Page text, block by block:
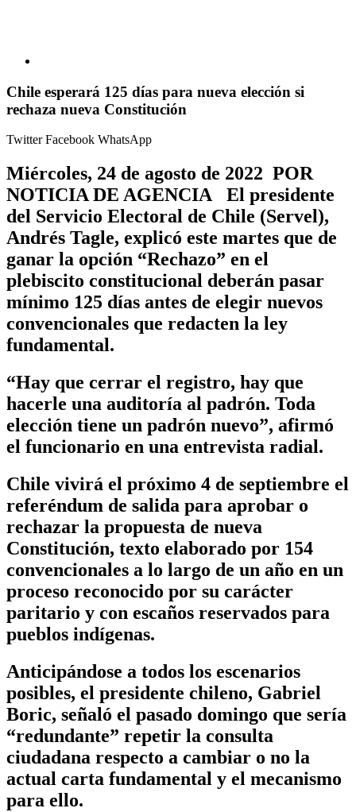
Chile esperará 125 días para nueva elección si
rechaza nueva Constitución
TwitterFacebook WhatsApp
Miércoles, 24 de agosto de 2022 POR
NOTICIA DE AGENCIA El presidente
del Servicio Electoral de Chile (Servel),
Andrés Tagle, explicó este martes que de
ganar la opción “Rechazo” en el
plebiscito constitucional deberán pasar
mínimo 125 días antes de elegir nuevos
convencionales que redacten la ley
fundamental.
“Hay que cerrar el registro, hay que
hacerle una auditoría al padrón. Toda
elección tiene un padrón nuevo”, afirmó
el funcionario en una entrevista radial.
Chile vivirá el próximo 4 de septiembre el
referéndum de salida para aprobar o
rechazar la propuesta de nueva
Constitución, texto elaborado por 154
convencionales a lo largo de un año en un
proceso reconocido por su carácter
paritario y con escaños reservados para
pueblos indígenas.
Anticipándose a todos los escenarios
posibles, el presidente chileno, Gabriel
Boric, señaló el pasado domingo que sería
“redundante” repetir la consulta
ciudadana respecto a cambiar o no la
actual carta fundamental y el mecanismo
para ello.